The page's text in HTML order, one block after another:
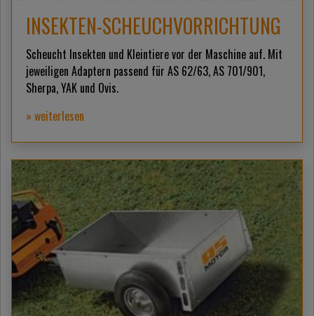
INSEKTEN-SCHEUCHVORRICHTUNG
Scheucht Insekten und Kleintiere vor der Maschine auf. Mit
jeweiligen Adaptern passend für AS 62/63, AS 701/901,
Sherpa, YAK und Ovis.
» weiterlesen